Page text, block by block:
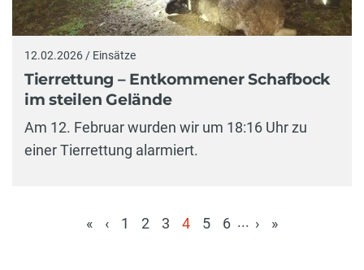
12.02.2026 / Einsätze
Tierrettung – Entkommener Schafbock
im steilen Gelände
Am 12. Februar wurden wir um 18:16 Uhr zu
einer Tierrettung alarmiert.
« ‹ 1 2 3
4
5 6 ... › »